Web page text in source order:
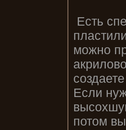
Есть
можно
Если
потом